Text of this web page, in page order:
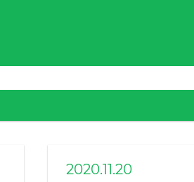
2020.11.20